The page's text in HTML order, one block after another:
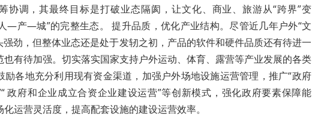
协调，其最终目标是打破业态隔阂，让文化、商业、旅游从“跨界”变
人—产—城”的完整生态。 提升品质，优化产业结构。尽管近几年户外“文
强劲，但整体业态还是处于发轫之初，产品的软件和硬件品质还有待进一
也有待加强。切实落实国家支持户外运动、体育、露营等产业发展的各类
励各地充分利用现有资金渠道，加强户外场地设施运营管理，推广“政府
政府和企业成立合资企业建设运营”等创新模式，强化政府要素保障能
运营灵活度，提高配套设施的建设运营效率。